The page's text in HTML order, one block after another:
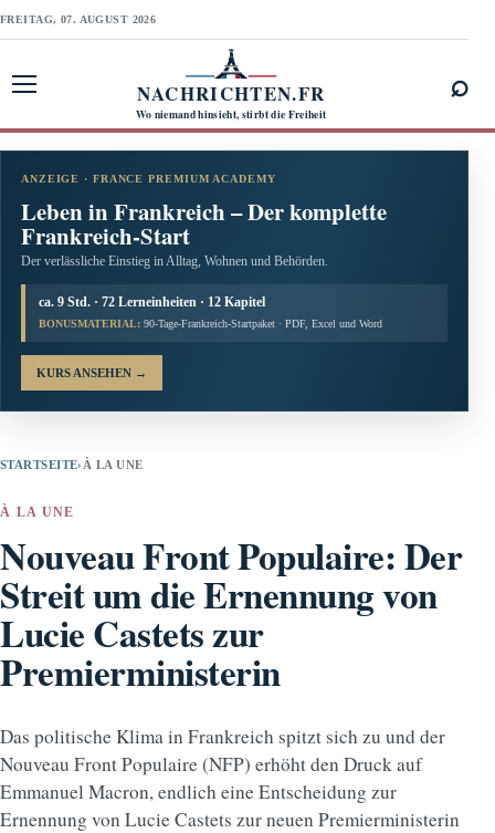
FREITAG, 07. AUGUST 2026
NACHRICHTEN.FR
Wo niemand hinsieht, stirbt die Freiheit
⌕
ANZEIGE · FRANCE PREMIUM ACADEMY
Leben in Frankreich – Der komplette
Frankreich-Start
Der verlässliche Einstieg in Alltag, Wohnen und Behörden.
ca. 9 Std. · 72 Lerneinheiten · 12 Kapitel
BONUSMATERIAL: 90-Tage-Frankreich-Startpaket · PDF, Excel und Word
KURS ANSEHEN →
STARTSEITE› À LA UNE
À LA UNE
Nouveau Front Populaire: Der
Streit um die Ernennung von
Lucie Castets zur
Premierministerin
Das politische Klima in Frankreich spitzt sich zu und der
Nouveau Front Populaire (NFP) erhöht den Druck auf
Emmanuel Macron, endlich eine Entscheidung zur
Ernennung von Lucie Castets zur neuen Premierministerin